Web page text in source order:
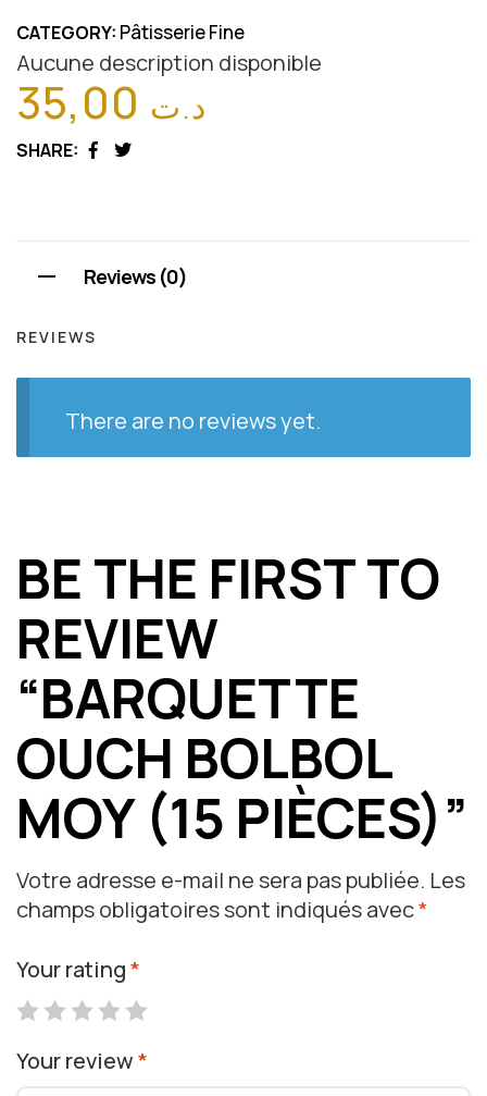
CATEGORY: Pâtisserie Fine
Aucune description disponible
د.ت
SHARE:
Facebook
Twitter
Reviews (0)
REVIEWS
There are no reviews yet.
BE THE FIRST TO
REVIEW
“BARQUETTE
OUCH BOLBOL
MOY (15 PIÈCES)”
Votre adresse e-mail ne sera pas publiée. Les
champs obligatoires sont indiqués avec*
Your rating*
Your review*